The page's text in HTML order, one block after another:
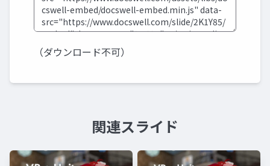
（ダウンロード不可）
関連スライド